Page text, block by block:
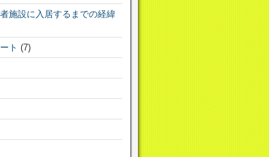
施設に入居するまでの経緯
ト (7)